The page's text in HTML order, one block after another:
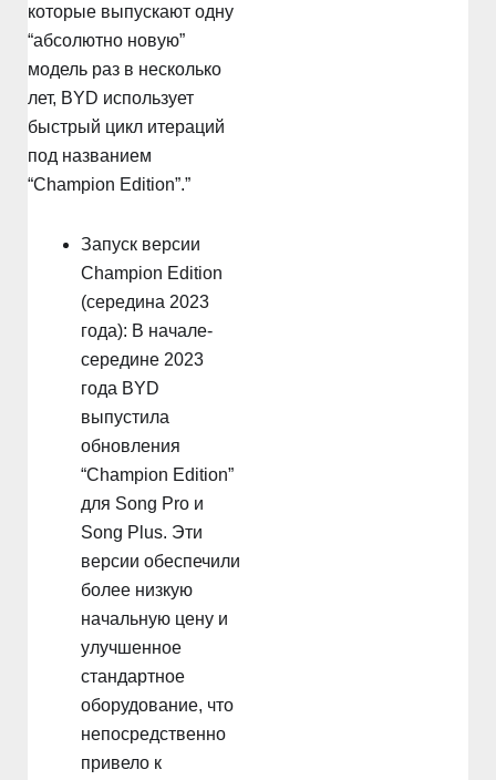
которые выпускают одну
“абсолютно новую”
модель раз в несколько
лет, BYD использует
быстрый цикл итераций
под названием
“Champion Edition”.”
Запуск версии
Champion Edition
(середина 2023
года): В начале-
середине 2023
года BYD
выпустила
обновления
“Champion Edition”
для Song Pro и
Song Plus. Эти
версии обеспечили
более низкую
начальную цену и
улучшенное
стандартное
оборудование, что
непосредственно
привело к